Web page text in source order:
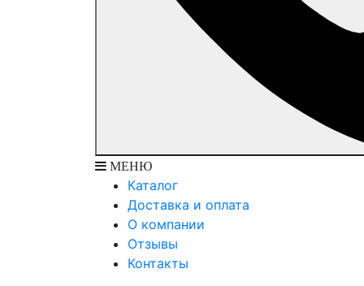
МЕНЮ
Каталог
Доставка и оплата
О компании
Отзывы
Контакты